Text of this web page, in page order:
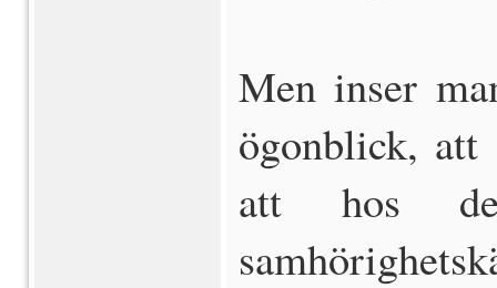
Men inser
ögonblick,
att hos